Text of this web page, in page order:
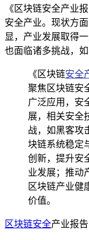
《区块链安全产业
安全产业。现状方
显，产业发展取得
也面临诸多挑战，
《区块链安全
聚焦区块链安
广泛应用，安
展，相关安全
战，如黑客攻
块链系统稳定
创新，提升安
业发展；推动
区块链产业健
价值。
区块链安全产业报